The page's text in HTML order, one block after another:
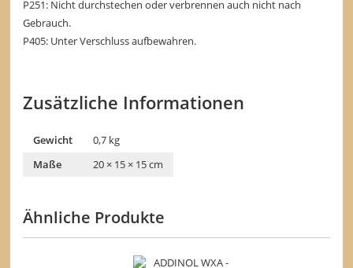
P251: Nicht durchstechen oder verbrennen auch nicht nach
Gebrauch.
P405: Unter Verschluss aufbewahren.
Zusätzliche Informationen
Gewicht
0,7 kg
Maße
20 × 15 × 15 cm
Ähnliche Produkte